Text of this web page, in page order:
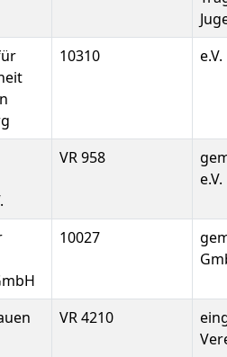
10310 e.V.
VR 958
e.V.
10027
VR 4210